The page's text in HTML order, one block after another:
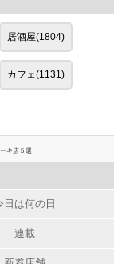
居酒屋(1804)
カフェ(1131)
キ店５選
日は何の日
連載